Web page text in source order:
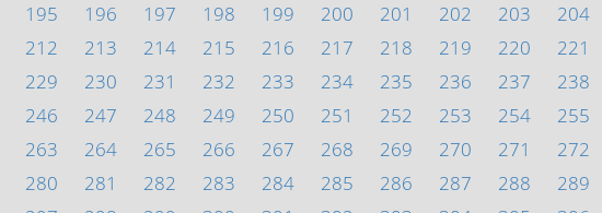
195 196 197 198 199 200 201 202 203 204
212 213 214 215 216 217 218 219 220 221
229 230 231 232 233 234 235 236 237 238
246 247 248 249 250 251 252 253 254 255
263 264 265 266 267 268 269 270 271 272
280 281 282 283 284 285 286 287 288 289